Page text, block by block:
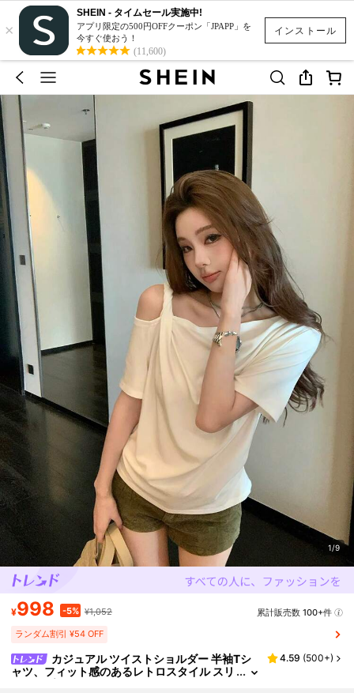
インストール
×
SHEIN - タイムセール実施中!
アプリ限定の500円OFFクーポン「JPAPP」を
今すぐ使おう！
(11,600)
1/9
¥998 -5% ¥1,052
累計販売数 100+件
ランダム割引 ¥54 OFF
カジュアル ツイストショルダー 半袖Tシ
ャツ、フィット感のあるレトロスタイル スリ
4.59 (500+)